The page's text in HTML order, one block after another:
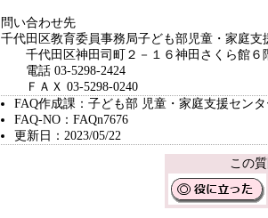
問い合わせ先
千代田区教育委員事務局子ども部児童・家庭支
千代田区神田司町２－１６神田さくら館６
電話 03-5298-2424
ＦＡＸ 03-5298-0240
FAQ作成課：子ども部 児童・家庭支援センタ
FAQ-NO：FAQn7676
更新日：2023/05/22
この